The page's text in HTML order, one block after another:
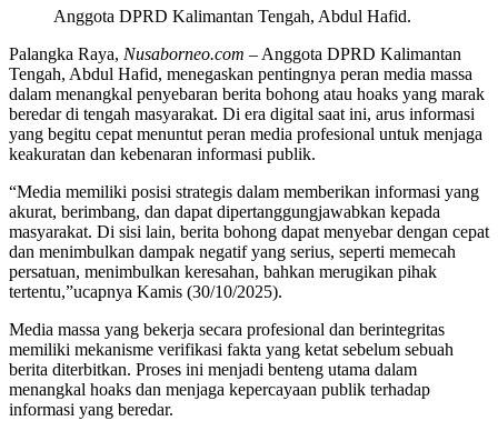
Anggota DPRD Kalimantan Tengah, Abdul Hafid.
Palangka Raya, Nusaborneo.com – Anggota DPRD Kalimantan
Tengah, Abdul Hafid, menegaskan pentingnya peran media massa
dalam menangkal penyebaran berita bohong atau hoaks yang marak
beredar di tengah masyarakat. Di era digital saat ini, arus informasi
yang begitu cepat menuntut peran media profesional untuk menjaga
keakuratan dan kebenaran informasi publik.
“Media memiliki posisi strategis dalam memberikan informasi yang
akurat, berimbang, dan dapat dipertanggungjawabkan kepada
masyarakat. Di sisi lain, berita bohong dapat menyebar dengan cepat
dan menimbulkan dampak negatif yang serius, seperti memecah
persatuan, menimbulkan keresahan, bahkan merugikan pihak
tertentu,”ucapnya Kamis (30/10/2025).
Media massa yang bekerja secara profesional dan berintegritas
memiliki mekanisme verifikasi fakta yang ketat sebelum sebuah
berita diterbitkan. Proses ini menjadi benteng utama dalam
menangkal hoaks dan menjaga kepercayaan publik terhadap
informasi yang beredar.